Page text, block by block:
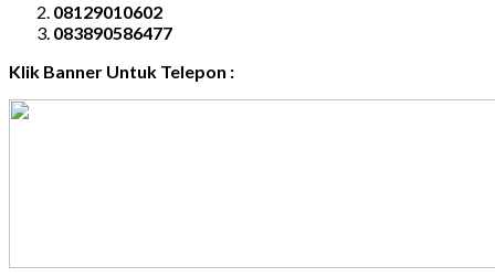
08129010602
083890586477
Klik Banner Untuk Telepon :